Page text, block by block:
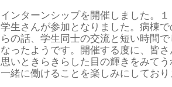
１
８・
１
９
イ
ン
タ
ー
ン
インターンシップを開催しました。
学生さんが参加となりました。病棟
らの話、学生同士の交流と短い時間
なったようです。開催する度に、皆
思いときらきらした目の輝きをみて
一緒に働けることを楽しみにしてお